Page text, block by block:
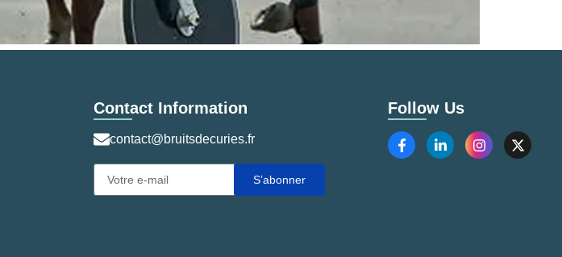
Contact Information
contact@bruitsdecuries.fr
S’abonner
Follow Us